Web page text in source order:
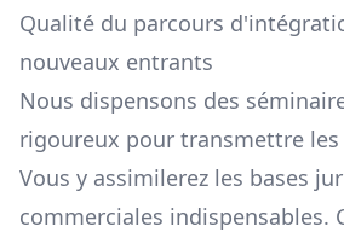
Qualité du parcours
nouveaux entrants
Nous dispensons des
rigoureux pour transmettre
Vous y assimilerez les bases
commerciales indispensables.